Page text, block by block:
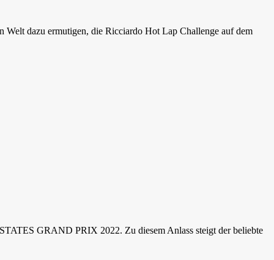
dazu ermutigen, die Ricciardo Hot Lap Challenge auf dem
GRAND PRIX 2022. Zu diesem Anlass steigt der beliebte